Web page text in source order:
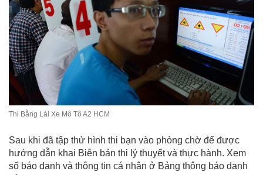
Thi Bằng Lái Xe Mô Tô A2 HCM
Sau khi đã tập thử hình thi bạn vào phòng chờ để được
hướng dẫn khai Biên bản thi lý thuyết và thực hành. Xem
số báo danh và thông tin cá nhân ở Bảng thông báo danh